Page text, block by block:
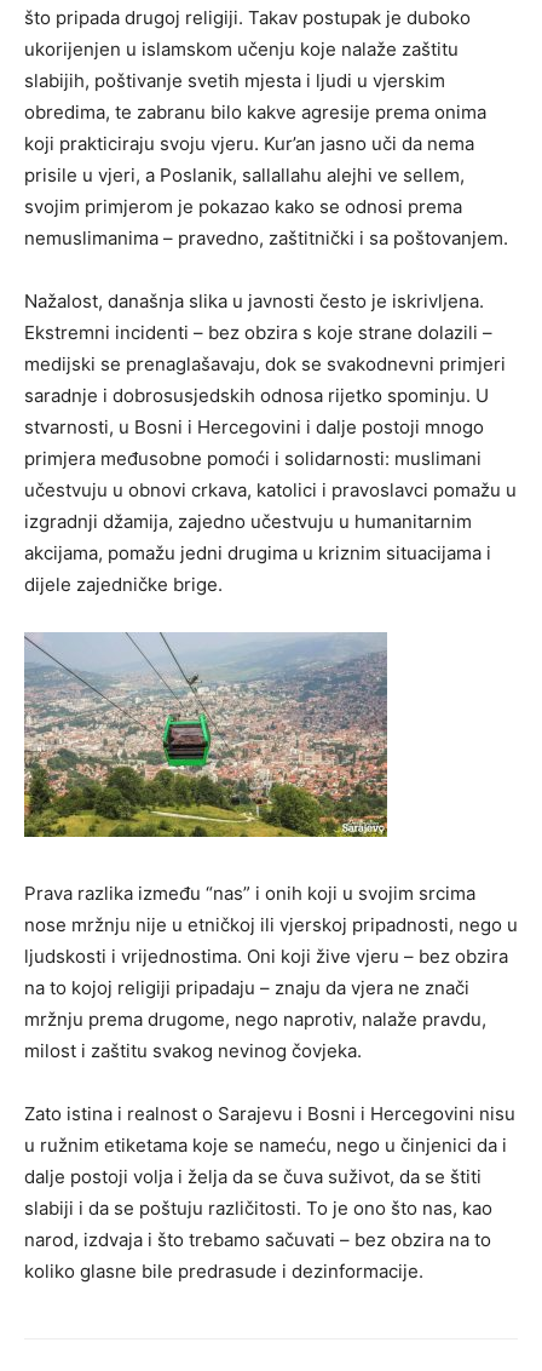
što pripada drugoj religiji. Takav postupak je duboko
ukorijenjen u islamskom učenju koje nalaže zaštitu
slabijih, poštivanje svetih mjesta i ljudi u vjerskim
obredima, te zabranu bilo kakve agresije prema onima
koji prakticiraju svoju vjeru. Kur’an jasno uči da nema
prisile u vjeri, a Poslanik, sallallahu alejhi ve sellem,
svojim primjerom je pokazao kako se odnosi prema
nemuslimanima – pravedno, zaštitnički i sa poštovanjem.
Nažalost, današnja slika u javnosti često je iskrivljena.
Ekstremni incidenti – bez obzira s koje strane dolazili –
medijski se prenaglašavaju, dok se svakodnevni primjeri
saradnje i dobrosusjedskih odnosa rijetko spominju. U
stvarnosti, u Bosni i Hercegovini i dalje postoji mnogo
primjera međusobne pomoći i solidarnosti: muslimani
učestvuju u obnovi crkava, katolici i pravoslavci pomažu u
izgradnji džamija, zajedno učestvuju u humanitarnim
akcijama, pomažu jedni drugima u kriznim situacijama i
dijele zajedničke brige.
Prava razlika između “nas” i onih koji u svojim srcima
nose mržnju nije u etničkoj ili vjerskoj pripadnosti, nego u
ljudskosti i vrijednostima. Oni koji žive vjeru – bez obzira
na to kojoj religiji pripadaju – znaju da vjera ne znači
mržnju prema drugome, nego naprotiv, nalaže pravdu,
milost i zaštitu svakog nevinog čovjeka.
Zato istina i realnost o Sarajevu i Bosni i Hercegovini nisu
u ružnim etiketama koje se nameću, nego u činjenici da i
dalje postoji volja i želja da se čuva suživot, da se štiti
slabiji i da se poštuju različitosti. To je ono što nas, kao
narod, izdvaja i što trebamo sačuvati – bez obzira na to
koliko glasne bile predrasude i dezinformacije.